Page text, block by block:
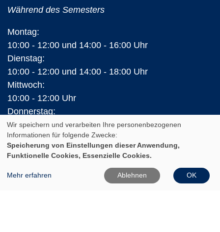
Während des Semesters
Montag:
10:00 - 12:00 und 14:00 - 16:00 Uhr
Dienstag:
10:00 - 12:00 und 14:00 - 18:00 Uhr
Mittwoch:
10:00 - 12:00 Uhr
Donnerstag:
10:00 - 12:00 und 14:00 - 16:00 Uhr
Freitag:
10:00 - 12:00 Uhr
In den Ferien (Land Brandenburg)
Wir speichern und verarbeiten Ihre personenbezogenen
Informationen für folgende Zwecke:
Speicherung von Einstellungen dieser Anwendung,
Funktionelle Cookies, Essenzielle Cookies.
Mehr erfahren Ablehnen OK